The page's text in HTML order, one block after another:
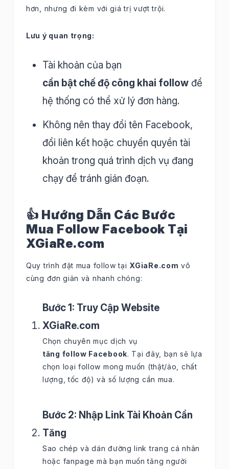
hơn, nhưng đi kèm với giá trị vượt trội.
Lưu ý quan trọng:
Tài khoản của bạn
cần bật chế độ công khai follow để
hệ thống có thể xử lý đơn hàng.
Không nên thay đổi tên Facebook,
đổi liên kết hoặc chuyển quyền tài
khoản trong quá trình dịch vụ đang
chạy để tránh gián đoạn.
👍 Hướng Dẫn Các Bước
Mua Follow Facebook Tại
XGiaRe.com
Quy trình đặt mua follow tại XGiaRe.com vô
cùng đơn giản và nhanh chóng:
Bước 1: Truy Cập Website
XGiaRe.com
Chọn chuyên mục dịch vụ
tăng follow Facebook. Tại đây, bạn sẽ lựa
chọn loại follow mong muốn (thật/ảo, chất
lượng, tốc độ) và số lượng cần mua.
Bước 2: Nhập Link Tài Khoản Cần
Tăng
Sao chép và dán đường link trang cá nhân
hoặc fanpage mà bạn muốn tăng người